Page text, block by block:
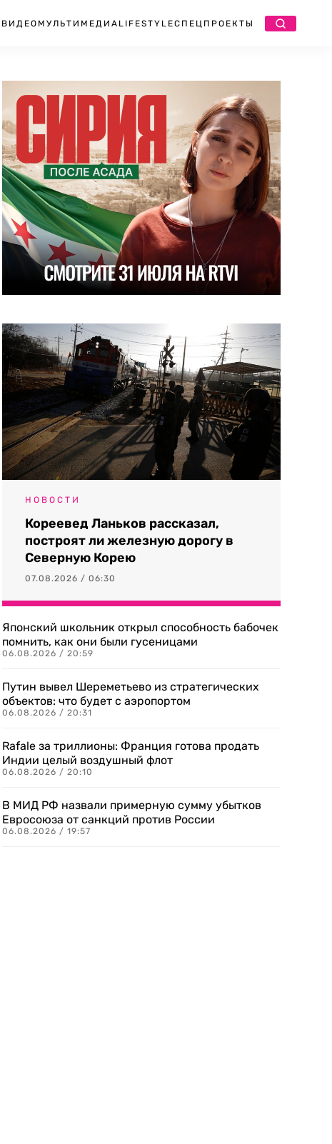
ВИДЕО МУЛЬТИМЕДИА LIFESTYLEСПЕЦПРОЕКТЫ
НОВОСТИ
Кореевед Ланьков рассказал,
построят ли железную дорогу в
Северную Корею
07.08.2026 / 06:30
Японский школьник открыл способность бабочек
помнить, как они были гусеницами
06.08.2026 / 20:59
Путин вывел Шереметьево из стратегических
объектов: что будет с аэропортом
06.08.2026 / 20:31
Rafale за триллионы: Франция готова продать
Индии целый воздушный флот
06.08.2026 / 20:10
В МИД РФ назвали примерную сумму убытков
Евросоюза от санкций против России
06.08.2026 / 19:57